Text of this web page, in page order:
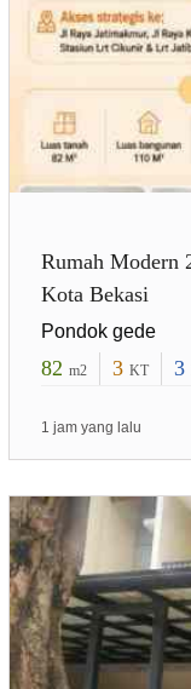
Rumah Modern
Kota Bekasi
Pondok gede
82 m2 3 KT 3
1 jam yang lalu